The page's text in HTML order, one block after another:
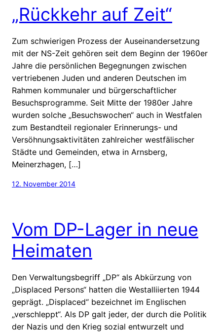
„Rückkehr auf Zeit“
Zum schwierigen Prozess der Auseinandersetzung
mit der NS-Zeit gehören seit dem Beginn der 1960er
Jahre die persönlichen Begegnungen zwischen
vertriebenen Juden und anderen Deutschen im
Rahmen kommunaler und bürgerschaftlicher
Besuchsprogramme. Seit Mitte der 1980er Jahre
wurden solche „Besuchswochen“ auch in Westfalen
zum Bestandteil regionaler Erinnerungs- und
Versöhnungsaktivitäten zahlreicher westfälischer
Städte und Gemeinden, etwa in Arnsberg,
Meinerzhagen, […]
12. November 2014
Vom DP-Lager in neue
Heimaten
Den Verwaltungsbegriff „DP“ als Abkürzung von
„Displaced Persons“ hatten die Westalliierten 1944
geprägt. „Displaced“ bezeichnet im Englischen
„verschleppt“. Als DP galt jeder, der durch die Politik
der Nazis und den Krieg sozial entwurzelt und